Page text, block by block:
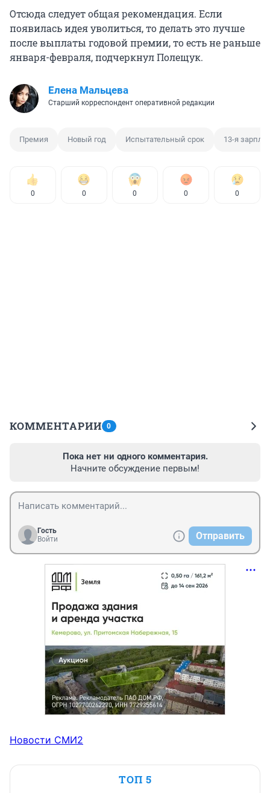
Отсюда следует общая рекомендация. Если
появилась идея уволиться, то делать это лучше
после выплаты годовой премии, то есть не раньше
января-февраля, подчеркнул Полещук.
Елена Мальцева
Старший корреспондент оперативной редакции
Премия Новый год Испытательный срок 13-я
0 0 0 0 0
КОММЕНТАРИИ 0
Пока нет ни одного комментария.
Начните обсуждение первым!
Гость
Войти
Отправить
Новости СМИ2
ТОП 5